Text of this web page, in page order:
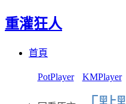
重灌狂人
首頁
PotPlayer KMPlayer